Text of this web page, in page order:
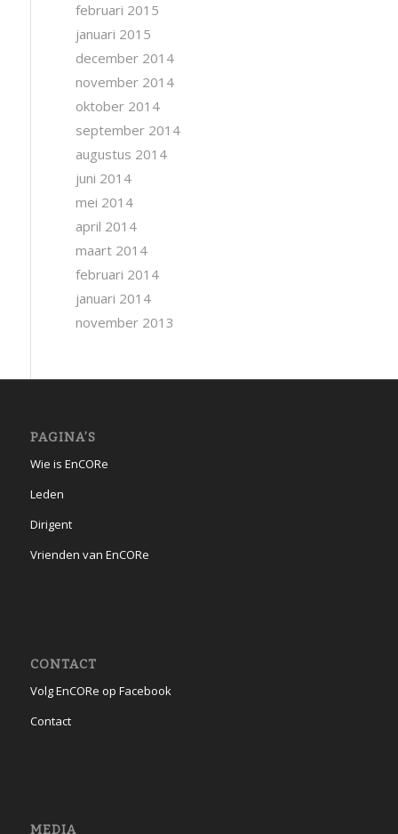
februari 2015
januari 2015
december 2014
november 2014
oktober 2014
september 2014
augustus 2014
juni 2014
mei 2014
april 2014
maart 2014
februari 2014
januari 2014
november 2013
PAGINA’S
Wie is EnCORe
Leden
Dirigent
Vrienden van EnCORe
CONTACT
Volg EnCORe op Facebook
Contact
MEDIA